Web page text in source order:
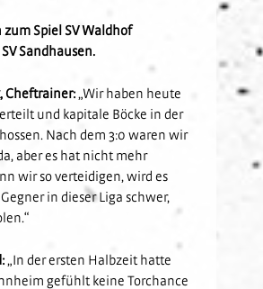
Spiel SV Waldhof
Sandhausen.
Cheftrainer: „Wir haben heute
und kapitale Böcke in der
Nach dem 3:0 waren wir
aber es hat nicht mehr
wir so verteidigen, wird es
in dieser Liga schwer,
„In der ersten Halbzeit hatte
gefühlt keine Torchance